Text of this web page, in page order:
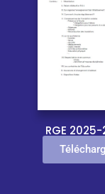
RGE